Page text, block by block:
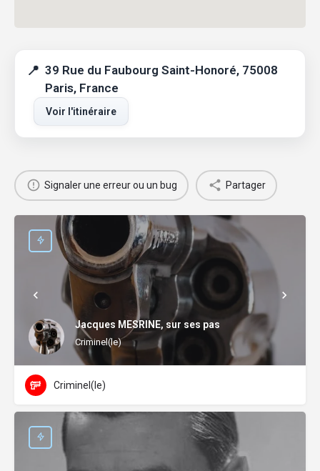
39 Rue du Faubourg Saint-Honoré, 75008
Paris, France
Voir l'itinéraire
Signaler une erreur ou un bug Partager
Jacques MESRINE, sur ses pas
Criminel(le)
Criminel(le)